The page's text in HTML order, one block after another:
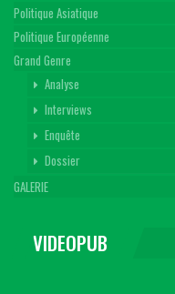
Politique Asiatique
Politique Européenne
Grand Genre
Analyse
Interviews
Enquête
Dossier
GALERIE
VIDEOPUB